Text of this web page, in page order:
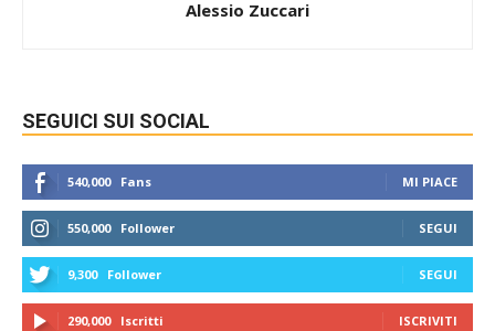
Alessio Zuccari
SEGUICI SUI SOCIAL
540,000 Fans MI PIACE
550,000 Follower SEGUI
9,300 Follower SEGUI
290,000 Iscritti ISCRIVITI